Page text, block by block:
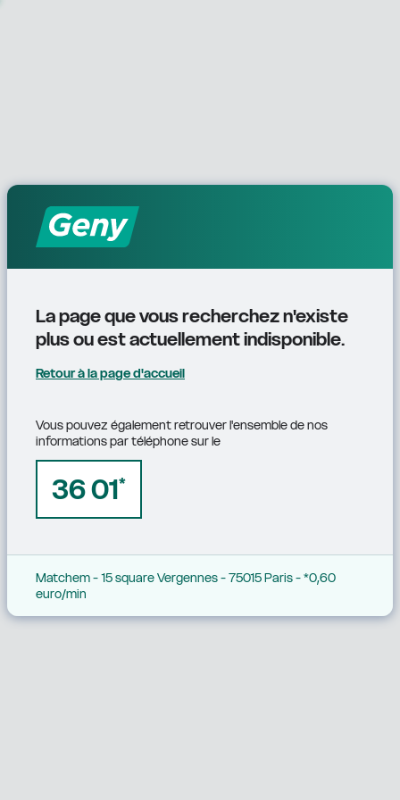
La page que vous recherchez n'existe
plus ou est actuellement indisponible.
Retour à la page d'accueil
Vous pouvez également retrouver l'ensemble de nos
informations par téléphone sur le
36 01*
Matchem - 15 square Vergennes - 75015 Paris - *0,60
euro/min